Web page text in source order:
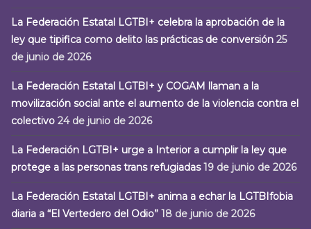
La Federación Estatal LGTBI+ celebra la aprobación de la
ley que tipifica como delito las prácticas de conversión 25
de junio de 2026
La Federación Estatal LGTBI+ y COGAM llaman a la
movilización social ante el aumento de la violencia contra el
colectivo 24 de junio de 2026
La Federación LGTBI+ urge a Interior a cumplir la ley que
protege a las personas trans refugiadas 19 de junio de 2026
La Federación Estatal LGTBI+ anima a echar la LGTBIfobia
diaria a “El Vertedero del Odio” 18 de junio de 2026